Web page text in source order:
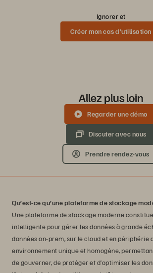
Ignorer et
Créer mon cas d’utilisation
Allez plus loin
Regarder une démo
Discuter avec nous
Prendre rendez-vous
Qu’est-ce qu’une plateforme de stockage
Une plateforme de stockage moderne
intelligente pour gérer les données à grande
données on-prem, sur le cloud et en périphérie
environnement unique et homogène,
de gouverner, de protéger et d’optimiser les